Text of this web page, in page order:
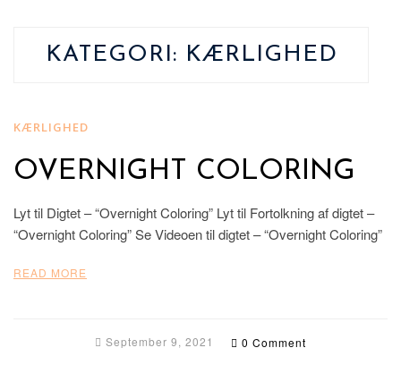
KATEGORI: KÆRLIGHED
KÆRLIGHED
OVERNIGHT COLORING
Lyt til Digtet – “Overnight Coloring” Lyt til Fortolkning af digtet –
“Overnight Coloring” Se Videoen til digtet – “Overnight Coloring”
READ MORE
September 9, 2021 0 Comment